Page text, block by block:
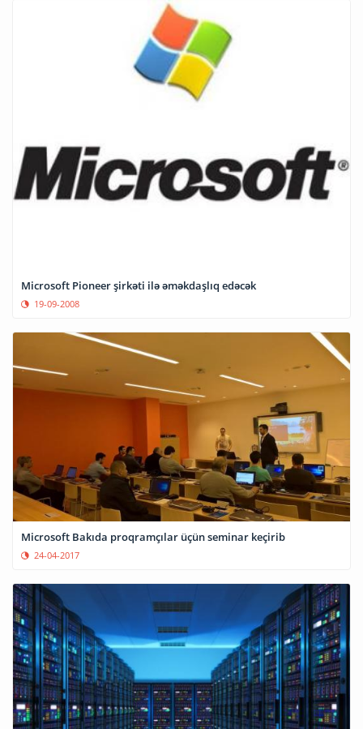
Microsoft Pioneer şirkəti ilə əməkdaşlıq edəcək
19-09-2008
Microsoft Bakıda proqramçılar üçün seminar keçirib
24-04-2017